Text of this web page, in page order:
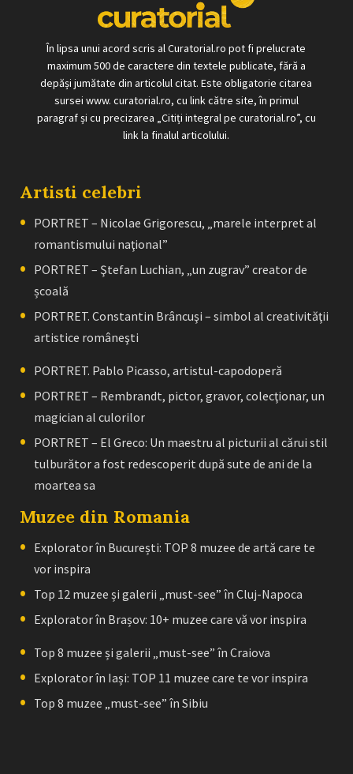
În lipsa unui acord scris al Curatorial.ro pot fi prelucrate
maximum 500 de caractere din textele publicate, fără a
depăși jumătate din articolul citat. Este obligatorie citarea
sursei www. curatorial.ro, cu link către site, în primul
paragraf și cu precizarea „Citiți integral pe curatorial.ro”, cu
link la finalul articolului.
Artisti celebri
PORTRET – Nicolae Grigorescu, „marele interpret al
romantismului naţional”
PORTRET – Ştefan Luchian, „un zugrav” creator de
școală
PORTRET. Constantin Brâncuşi – simbol al creativităţii
artistice româneşti
PORTRET. Pablo Picasso, artistul-capodoperă
PORTRET – Rembrandt, pictor, gravor, colecţionar, un
magician al culorilor
PORTRET – El Greco: Un maestru al picturii al cărui stil
tulburător a fost redescoperit după sute de ani de la
moartea sa
Muzee din Romania
Explorator în București: TOP 8 muzee de artă care te
vor inspira
Top 12 muzee și galerii „must-see” în Cluj-Napoca
Explorator în Brașov: 10+ muzee care vă vor inspira
Top 8 muzee și galerii „must-see” în Craiova
Explorator în Iași: TOP 11 muzee care te vor inspira
Top 8 muzee „must-see” în Sibiu